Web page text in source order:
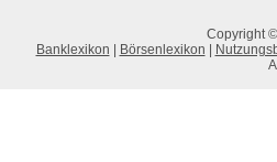
Copyright
Banklexikon
Börsenlexikon